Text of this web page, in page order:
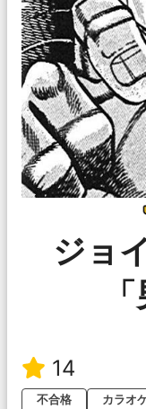
ジョ
14
不合格
カラオ